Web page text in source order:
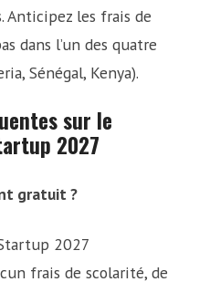
les frais de
dans l’un des quatre
Sénégal, Kenya).
sur le
2027
gratuit ?
2027
frais de scolarité, de